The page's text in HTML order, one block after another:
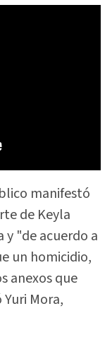
manifestó
de Keyla
y "de acuerdo a
un homicidio,
anexos que
Mora,